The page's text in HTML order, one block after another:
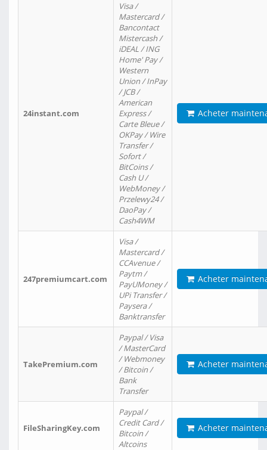
24instant.com
Visa /
Mastercard /
Bancontact
Mistercash /
iDEAL / ING
Home' Pay /
Western
Union / InPay
/ JCB /
American
Express /
Carte Bleue /
OKPay / Wire
Transfer /
Sofort /
BitCoins /
Cash U /
WebMoney /
Przelewy24 /
DaoPay /
Cash4WM
Acheter
247premiumcart.com
Visa /
Mastercard /
CCAvenue /
Paytm /
PayUMoney /
UPi Transfer /
Paysera /
Banktransfer
Acheter
TakePremium.com
Paypal / Visa
/ MasterCard
/ Webmoney
/ Bitcoin /
Bank
Transfer
Acheter
FileSharingKey.com
Paypal /
Credit Card /
Bitcoin /
Altcoins
Acheter